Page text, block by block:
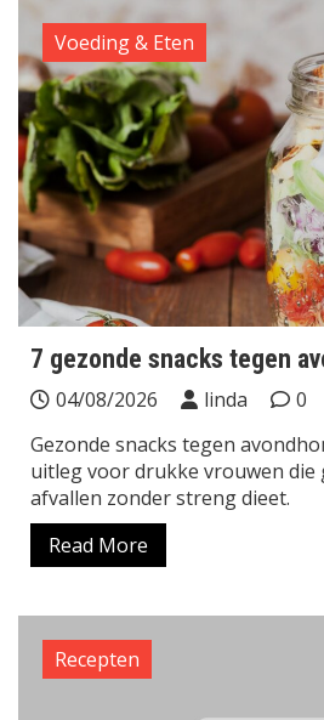
Voeding & Eten
7 gezonde snacks tegen
04/08/2026 linda
0
Gezonde snacks tegen
uitleg voor drukke vrouwen die
afvallen zonder streng dieet.
Read More
Recepten